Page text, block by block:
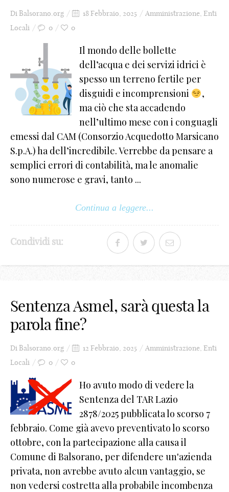
DiBalsorano.org 18 Febbraio, 2025 Amministrazione, Enti
Locali
0 0
Il mondo delle bollette
dell’acqua e dei servizi idrici è
spesso un terreno fertile per
disguidi e incomprensioni
,
ma ciò che sta accadendo
nell’ultimo mese con i conguagli
emessi dal CAM (Consorzio Acquedotto Marsicano
S.p.A.) ha dell’incredibile. Verrebbe da pensare a
semplici errori di contabilità, ma le anomalie
sono numerose e gravi, tanto ...
Continua a leggere...
Condividi su:
Sentenza Asmel, sarà questa la
parola fine?
DiBalsorano.org 12 Febbraio, 2025 Amministrazione, Enti
Locali
0 0
Ho avuto modo di vedere la
Sentenza del TAR Lazio
2878/2025 pubblicata lo scorso 7
febbraio. Come già avevo preventivato lo scorso
ottobre, con la partecipazione alla causa il
Comune di Balsorano, per difendere un'azienda
privata, non avrebbe avuto alcun vantaggio, se
non vedersi costretta alla probabile incombenza